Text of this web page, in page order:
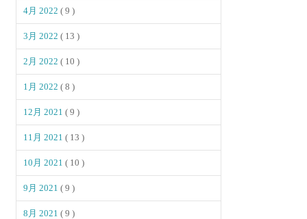
4月 2022( 9 )
3月 2022( 13 )
2月 2022( 10 )
1月 2022( 8 )
12月 2021( 9 )
11月 2021( 13 )
10月 2021( 10 )
9月 2021( 9 )
8月 2021( 9 )